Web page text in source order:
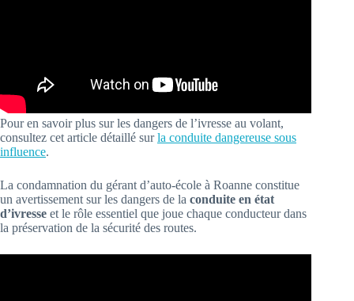
Pour en savoir plus sur les dangers de l’ivresse au volant,
consultez cet article détaillé surla conduite dangereuse sous
influence.
La condamnation du gérant d’auto-école à Roanne constitue
un avertissement sur les dangers de la conduite en état
d’ivresse et le rôle essentiel que joue chaque conducteur dans
la préservation de la sécurité des routes.